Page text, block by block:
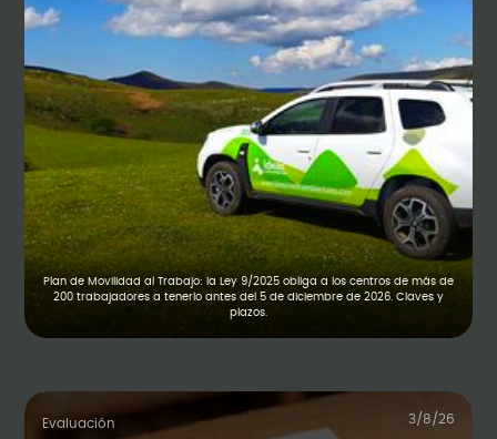
Plan de Movilidad al Trabajo: la Ley 9/2025 obliga a los centros de más de
200 trabajadores a tenerlo antes del 5 de diciembre de 2026. Claves y
plazos.
Evaluación 3/8/26